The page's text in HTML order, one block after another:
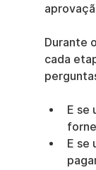
Durante
cada
E se
E se